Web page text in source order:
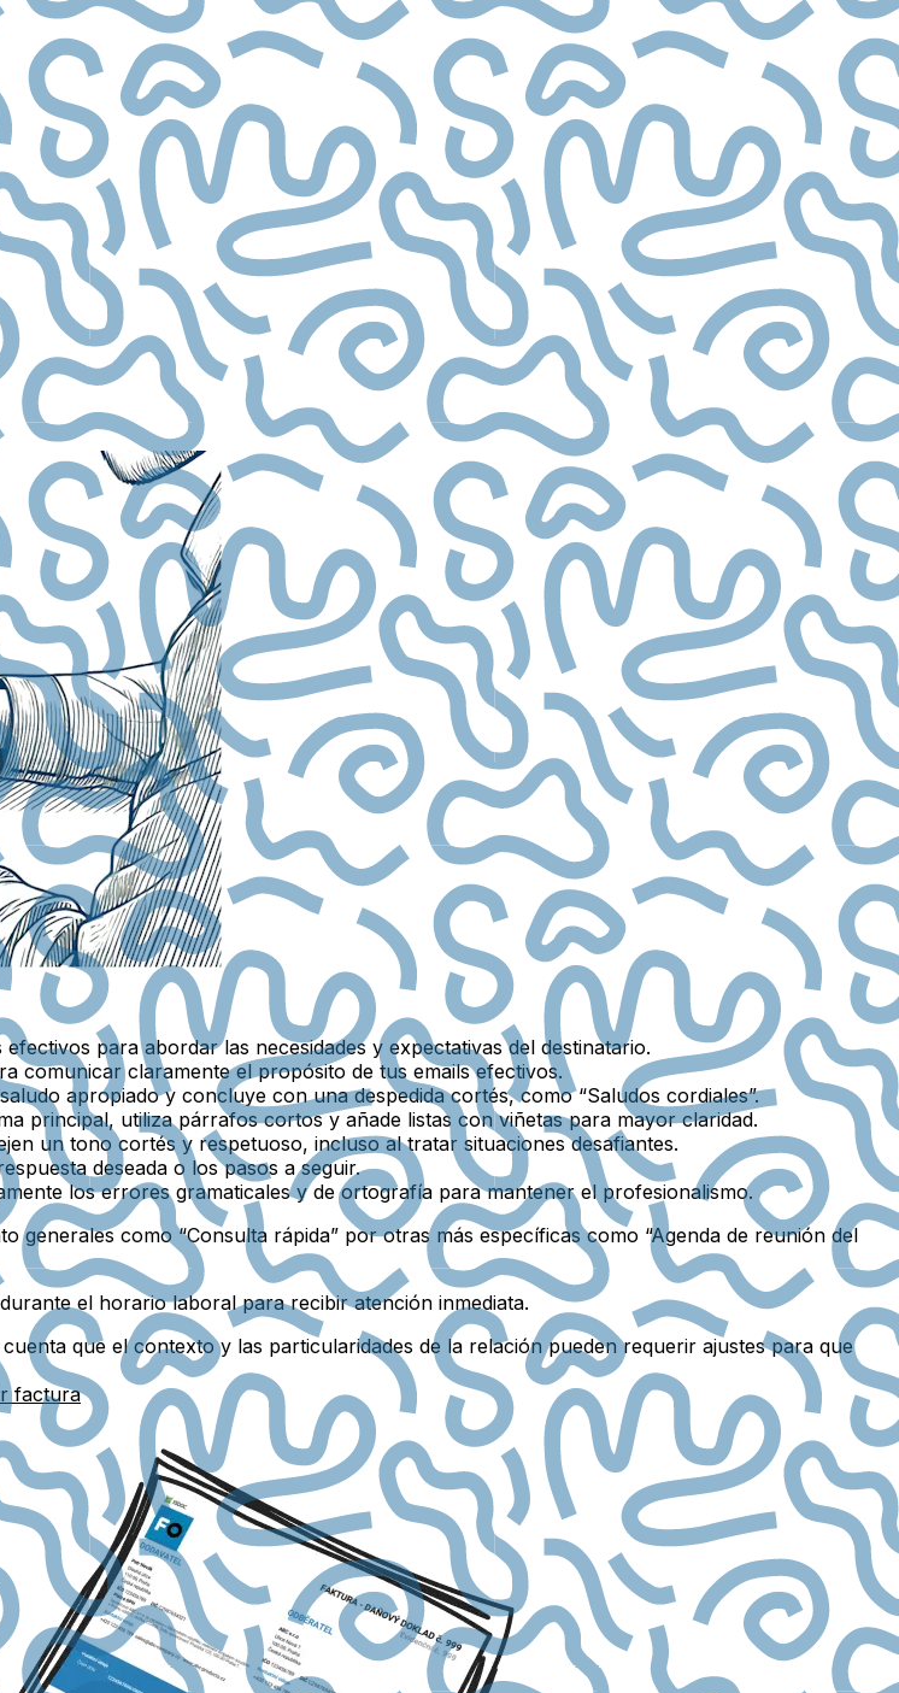
para abordar las necesidades y expectativas del destinatario.
comunicar claramente el propósito de tus emails efectivos.
apropiado y concluye con una despedida cortés, como “Saludos cordiales”.
principal, utiliza párrafos cortos y añade listas con viñetas para mayor claridad.
un tono cortés y respetuoso, incluso al tratar situaciones desafiantes.
deseada o los pasos a seguir.
los errores gramaticales y de ortografía para mantener el profesionalismo.
generales como “Consulta rápida” por otras más específicas como “Agenda de reunión del
el horario laboral para recibir atención inmediata.
que el contexto y las particularidades de la relación pueden requerir ajustes para que
factura